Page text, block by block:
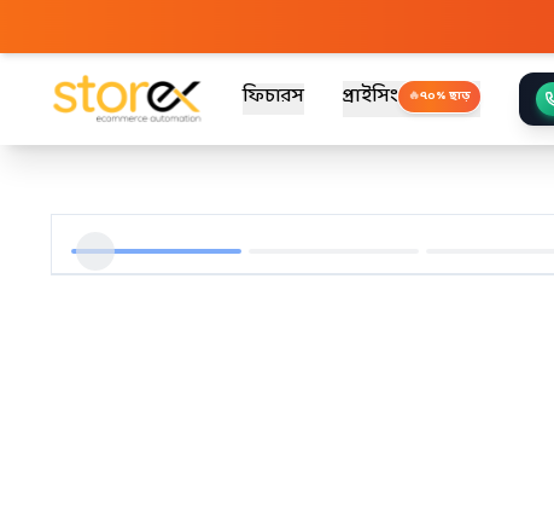
ফিচারস প্রাইসিং 🔥৭০% ছাড়